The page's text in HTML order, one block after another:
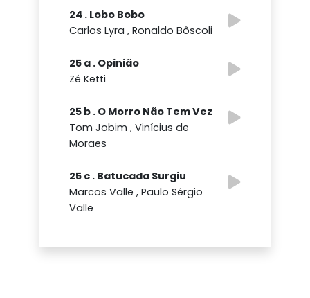
24 . Lobo Bobo
Carlos Lyra , Ronaldo Bôscoli
25 a . Opinião
Zé Ketti
25 b . O Morro Não Tem Vez
Tom Jobim , Vinícius de
Moraes
25 c . Batucada Surgiu
Marcos Valle , Paulo Sérgio
Valle